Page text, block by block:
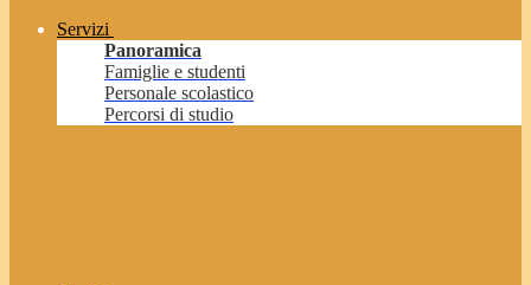
Servizi
Panoramica
Famiglie e studenti
Personale scolastico
Percorsi di studio